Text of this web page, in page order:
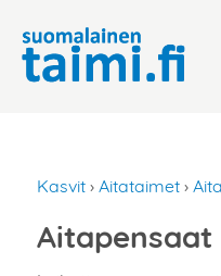
Kasvit ›Aitataimet ›
Aitapensaat